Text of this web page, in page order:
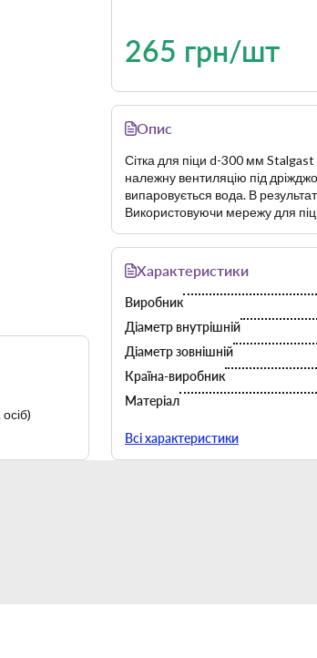
265 грн/шт
Опис
Сітка для піци d-300 мм Stalgast
належну вентиляцію під
випаровується вода. В
Використовуючи мережу для
Характеристики
Виробник
Діаметр внутрішній
Діаметр зовнішній
Країна-виробник
Матеріал
Всі характеристики